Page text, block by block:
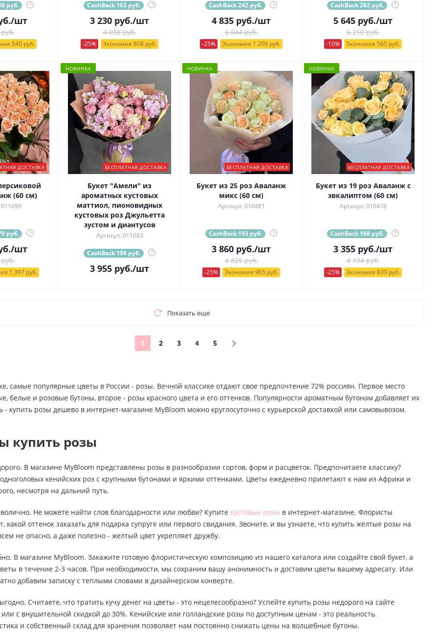
руб. ?
/шт
840 руб.
CashBack 162 руб. ?
3 230 руб./шт
4 038 руб.
-25% Экономия 808 руб.
CashBack 242 руб. ?
4 835 руб./шт
6 044 руб.
-25% Экономия 1 209 руб.
CashBack 282 руб. ?
5 645 руб./шт
6 210 руб.
-10% Экономия 565 руб.
ДОСТАВКА
(60 см)
руб. ?
/шт
1 397 руб.
НОВИНКА
БЕСПЛАТНАЯ ДОСТАВКА
Букет "Амели" из
ароматных кустовых
маттиол, пионовидных
кустовых роз Джульетта
эустом и диантусов
Артикул: 011083
CashBack 198 руб. ?
3 955 руб./шт
НОВИНКА
БЕСПЛАТНАЯ ДОСТАВКА
Букет из 25 роз Аваланж
микс (60 см)
Артикул: 010481
CashBack 193 руб. ?
3 860 руб./шт
4 825 руб.
-25% Экономия 965 руб.
НОВИНКА
БЕСПЛАТНАЯ ДОСТАВКА
Букет из 19 роз Аваланж с
эвкалиптом (60 см)
Артикул: 010478
CashBack 168 руб. ?
3 355 руб./шт
4 194 руб.
-25% Экономия 839 руб.
Показать еще
1 2 3 4 5
самые популярные цветы в России - розы. Вечной классике отдают свое предпочтение 72% россиян. Первое место
белые и розовые бутоны, второе - розы красного цвета и его оттенков. Популярности ароматным бутонам добавляет их
- купить розы дешево в интернет-магазине MyBloom можно круглосуточно с курьерской доставкой или самовывозом.
купить розы
В магазине MyBloom представлены розы в разнообразии сортов, форм и расцветок. Предпочитаете классику?
одноголовых кенийских роз с крупными бутонами и яркими оттенками. Цветы ежедневно прилетают к нам из Африки и
несмотря на дальний путь.
Не можете найти слов благодарности или любви? Купите кустовые розы в интернет-магазине. Флористы
какой оттенок заказать для подарка супруге или первого свидания. Звоните, и вы узнаете, что купить желтые розы на
не опасно, а даже полезно - желтый цвет укрепляет дружбу.
В магазине MyBloom. Закажите готовую флористическую композицию из нашего каталога или создайте свой букет, а
в течение 2-3 часов. При необходимости, мы сохраним вашу анонимность и доставим цветы вашему адресату. Или
добавим записку с теплыми словами в дизайнерском конверте.
Считаете, что тратить кучу денег на цветы - это нецелесообразно? Успейте купить розы недорого на сайте
с внушительной скидкой до 30%. Кенийские или голландские розы по доступным ценам - это реальность.
и собственный склад для хранения позволяет нам постоянно снижать цены на волшебные бутоны.